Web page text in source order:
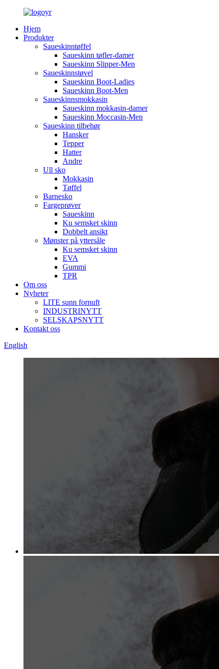
Hjem
Produkter
Saueskinntøffel
Saueskinn tøfler-damer
Saueskinn Slipper-Men
Saueskinnstøvel
Saueskinn Boot-Ladies
Saueskinn Boot-Men
Saueskinnsmokkasin
Saueskinn mokkasin-damer
Saueskinn Moccasin-Men
Saueskinn tilbehør
Hansker
Tepper
Hatter
Andre
Ull sko
Mokkasin
Tøffel
Barnesko
Fargeprøver
Saueskinn
Ku semsket skinn
Dobbelt ansikt
Mønster på yttersåle
Ku semsket skinn
EVA
Gummi
TPR
Om oss
Nyheter
LITE sunn fornuft
INDUSTRINYTT
SELSKAPSNYTT
Kontakt oss
English